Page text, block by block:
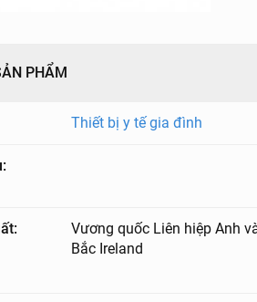
PHẨM
Thiết bị y tế gia đình
Vương quốc Liên hiệp Anh
Bắc Ireland